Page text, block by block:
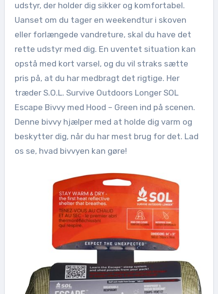
udstyr, der holder dig sikker og komfortabel.
Uanset om du tager en weekendtur i skoven
eller forlængede vandreture, skal du have det
rette udstyr med dig. En uventet situation kan
opstå med kort varsel, og du vil straks sætte
pris på, at du har medbragt det rigtige. Her
træder S.O.L. Survive Outdoors Longer SOL
Escape Bivvy med Hood – Green ind på scenen.
Denne bivvy hjælper med at holde dig varm og
beskytter dig, når du har mest brug for det. Lad
os se, hvad bivvyen kan gøre!